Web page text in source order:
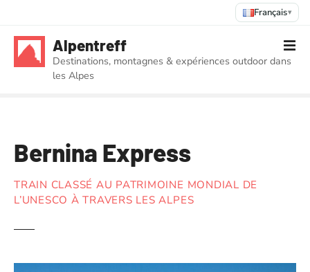
Français▾
Alpentreff
Destinations, montagnes & expériences outdoor dans
les Alpes
Bernina Express
TRAIN CLASSÉ AU PATRIMOINE MONDIAL DE
L’UNESCO À TRAVERS LES ALPES